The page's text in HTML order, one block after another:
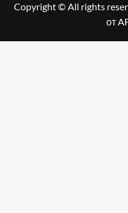
Copyright © All rights
от